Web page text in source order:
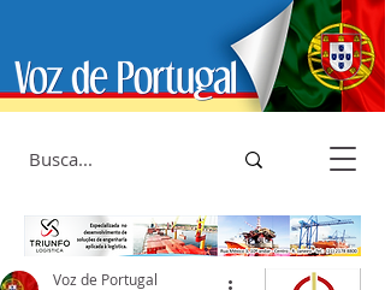
Voz de Portugal